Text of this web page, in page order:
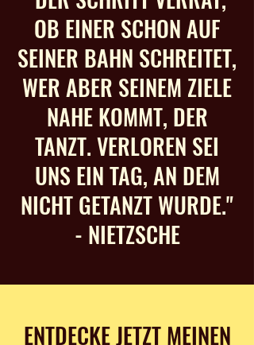
OB EINER SCHON AUF
SEINER BAHN SCHREITET,
WER ABER SEINEM ZIELE
NAHE KOMMT, DER
TANZT. VERLOREN SEI
UNS EIN TAG, AN DEM
NICHT GETANZT WURDE."
- NIETZSCHE
ENTDECKE JETZT MEINEN